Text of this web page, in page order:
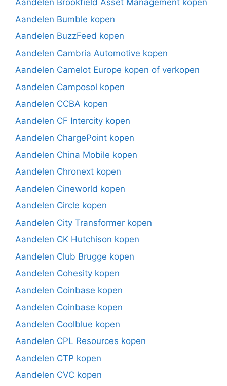
Aandelen Brookfield Asset Management kopen
Aandelen Bumble kopen
Aandelen BuzzFeed kopen
Aandelen Cambria Automotive kopen
Aandelen Camelot Europe kopen of verkopen
Aandelen Camposol kopen
Aandelen CCBA kopen
Aandelen CF Intercity kopen
Aandelen ChargePoint kopen
Aandelen China Mobile kopen
Aandelen Chronext kopen
Aandelen Cineworld kopen
Aandelen Circle kopen
Aandelen City Transformer kopen
Aandelen CK Hutchison kopen
Aandelen Club Brugge kopen
Aandelen Cohesity kopen
Aandelen Coinbase kopen
Aandelen Coinbase kopen
Aandelen Coolblue kopen
Aandelen CPL Resources kopen
Aandelen CTP kopen
Aandelen CVC kopen